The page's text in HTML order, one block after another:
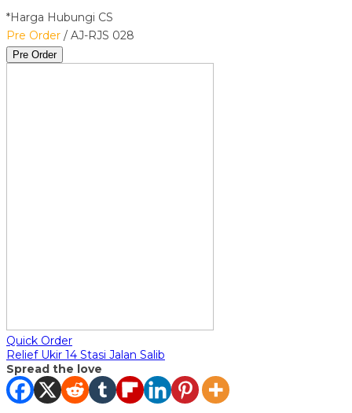
*Harga Hubungi CS
Pre Order / AJ-RJS 028
Pre Order
Quick Order
Relief Ukir 14 Stasi Jalan Salib
Spread the love